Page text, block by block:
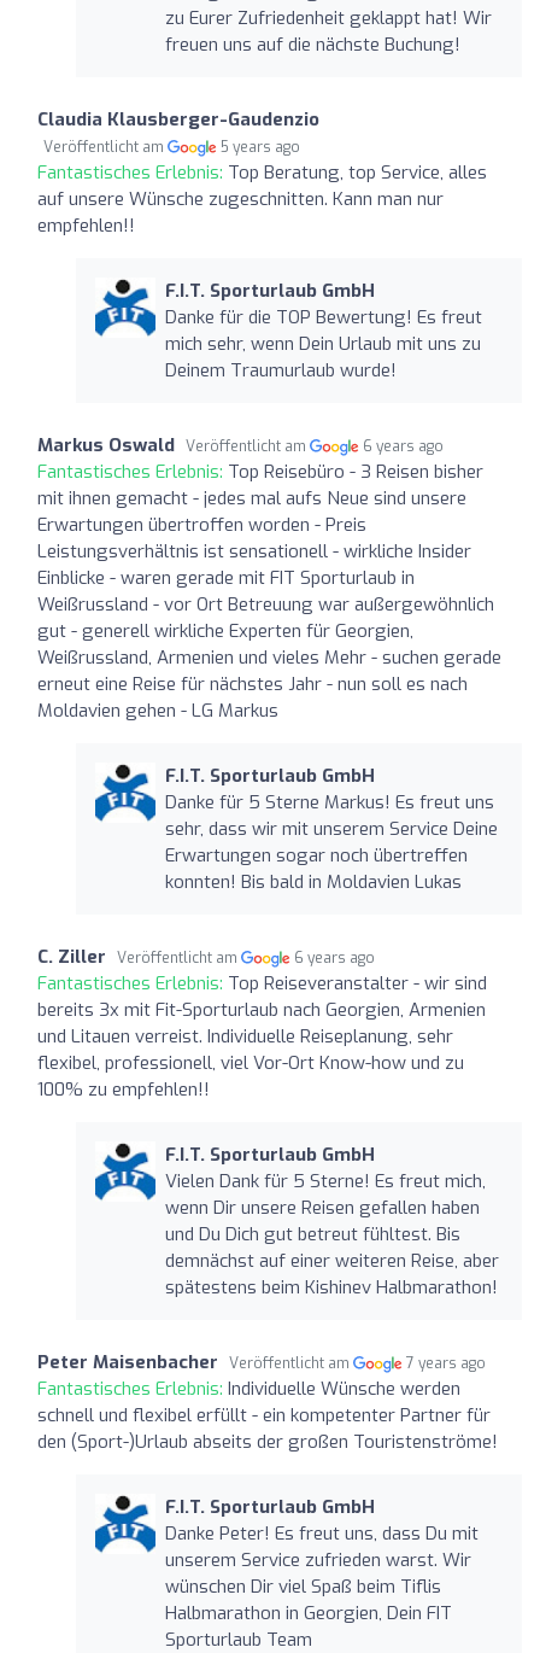
zu Eurer Zufriedenheit geklappt hat! Wir
freuen uns auf die nächste Buchung!
Claudia Klausberger-Gaudenzio
Veröffentlicht am 5 years ago
Fantastisches Erlebnis: Top Beratung, top Service, alles
auf unsere Wünsche zugeschnitten. Kann man nur
empfehlen!!
F.I.T. Sporturlaub GmbH
Danke für die TOP Bewertung! Es freut
mich sehr, wenn Dein Urlaub mit uns zu
Deinem Traumurlaub wurde!
Markus Oswald Veröffentlicht am 6 years ago
Fantastisches Erlebnis: Top Reisebüro - 3 Reisen bisher
mit ihnen gemacht - jedes mal aufs Neue sind unsere
Erwartungen übertroffen worden - Preis
Leistungsverhältnis ist sensationell - wirkliche Insider
Einblicke - waren gerade mit FIT Sporturlaub in
Weißrussland - vor Ort Betreuung war außergewöhnlich
gut - generell wirkliche Experten für Georgien,
Weißrussland, Armenien und vieles Mehr - suchen gerade
erneut eine Reise für nächstes Jahr - nun soll es nach
Moldavien gehen - LG Markus
F.I.T. Sporturlaub GmbH
Danke für 5 Sterne Markus! Es freut uns
sehr, dass wir mit unserem Service Deine
Erwartungen sogar noch übertreffen
konnten! Bis bald in Moldavien Lukas
C. Ziller Veröffentlicht am 6 years ago
Fantastisches Erlebnis: Top Reiseveranstalter - wir sind
bereits 3x mit Fit-Sporturlaub nach Georgien, Armenien
und Litauen verreist. Individuelle Reiseplanung, sehr
flexibel, professionell, viel Vor-Ort Know-how und zu
100% zu empfehlen!!
F.I.T. Sporturlaub GmbH
Vielen Dank für 5 Sterne! Es freut mich,
wenn Dir unsere Reisen gefallen haben
und Du Dich gut betreut fühltest. Bis
demnächst auf einer weiteren Reise, aber
spätestens beim Kishinev Halbmarathon!
Peter Maisenbacher Veröffentlicht am 7 years ago
Fantastisches Erlebnis: Individuelle Wünsche werden
schnell und flexibel erfüllt - ein kompetenter Partner für
den (Sport-)Urlaub abseits der großen Touristenströme!
F.I.T. Sporturlaub GmbH
Danke Peter! Es freut uns, dass Du mit
unserem Service zufrieden warst. Wir
wünschen Dir viel Spaß beim Tiflis
Halbmarathon in Georgien, Dein FIT
Sporturlaub Team